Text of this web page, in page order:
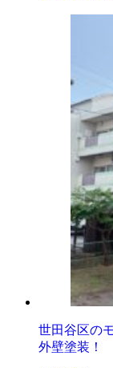
世田谷区の
外壁塗装！